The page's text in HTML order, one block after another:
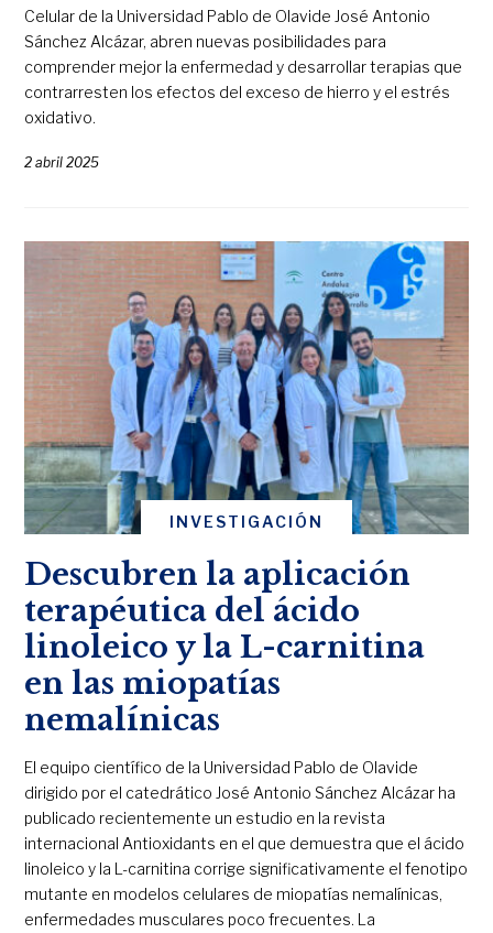
Celular de la Universidad Pablo de Olavide José Antonio
Sánchez Alcázar, abren nuevas posibilidades para
comprender mejor la enfermedad y desarrollar terapias que
contrarresten los efectos del exceso de hierro y el estrés
oxidativo.
2 abril 2025
INVESTIGACIÓN
Descubren la aplicación
terapéutica del ácido
linoleico y la L-carnitina
en las miopatías
nemalínicas
El equipo científico de la Universidad Pablo de Olavide
dirigido por el catedrático José Antonio Sánchez Alcázar ha
publicado recientemente un estudio en la revista
internacional Antioxidants en el que demuestra que el ácido
linoleico y la L-carnitina corrige significativamente el fenotipo
mutante en modelos celulares de miopatías nemalínicas,
enfermedades musculares poco frecuentes. La